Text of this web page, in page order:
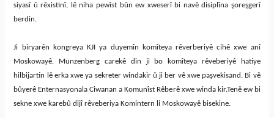
siyasî û rêxistinî, lê niha pewîst bûn ew xweserî bi navê disiplîna şoreşgerî
berdin.
Ji biryarên kongreya KJI ya duyemîn komîteya rêverberiyê cihê xwe anî
Moskowayê. Münzenberg carekê din ji bo komîteya rêveberiyê hatiye
hilbijartin lê erka xwe ya sekreter windakir û ji ber vê xwe paşvekisand. Bi vê
bûyerê Enternasyonala Ciwanan a Komunîst Rêberê xwe winda kir.Tenê ew bi
sekne xwe karebû dijî rêveberiya Komintern li Moskowayê bisekine.